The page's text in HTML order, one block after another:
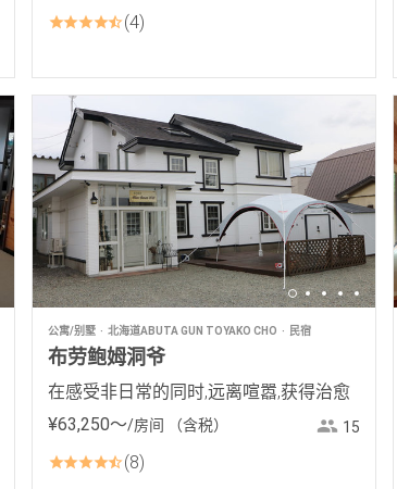
4
公寓/别墅 北海道ABUTA GUN TOYAKO CHO 民宿
布劳鲍姆洞爷
在感受非日常的同时,远离喧嚣,获得治愈
¥63,250〜/房间 （含税） 15
8